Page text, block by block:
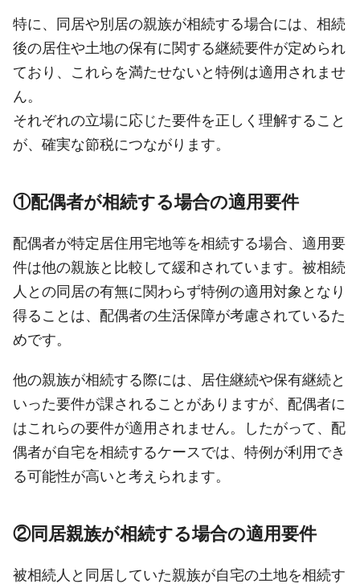
特に、同居や別居の親族が相続する場合には、相続
後の居住や土地の保有に関する継続要件が定められ
ており、これらを満たせないと特例は適用されませ
ん。
それぞれの立場に応じた要件を正しく理解すること
が、確実な節税につながります。
①配偶者が相続する場合の適用要件
配偶者が特定居住用宅地等を相続する場合、適用要
件は他の親族と比較して緩和されています。被相続
人との同居の有無に関わらず特例の適用対象となり
得ることは、配偶者の生活保障が考慮されているた
めです。
他の親族が相続する際には、居住継続や保有継続と
いった要件が課されることがありますが、配偶者に
はこれらの要件が適用されません。したがって、配
偶者が自宅を相続するケースでは、特例が利用でき
る可能性が高いと考えられます。
②同居親族が相続する場合の適用要件
被相続人と同居していた親族が自宅の土地を相続す